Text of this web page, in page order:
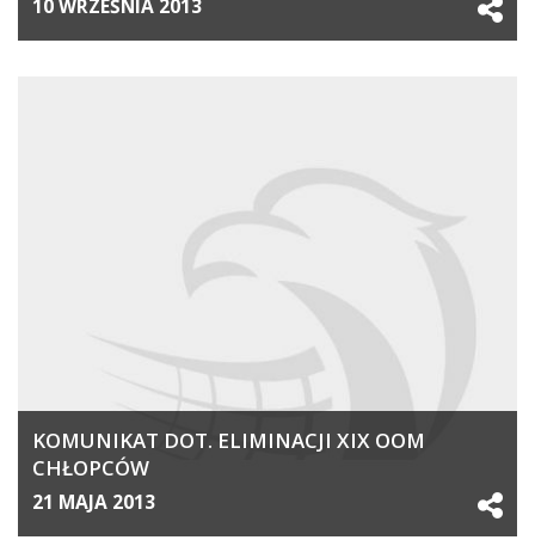
10 WRZEŚNIA 2013
KOMUNIKAT DOT. ELIMINACJI XIX OOM
CHŁOPCÓW
21 MAJA 2013